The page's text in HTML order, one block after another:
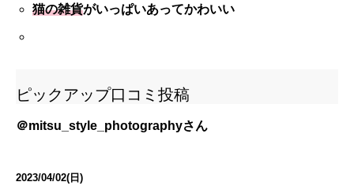
猫の雑貨がいっぱいあってかわいい
ピックアップ口コミ投稿
＠mitsu_style_photographyさん
2023/04/02(日)